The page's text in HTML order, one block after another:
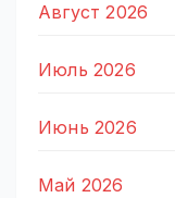
Август 2026
Июль 2026
Июнь 2026
Май 2026